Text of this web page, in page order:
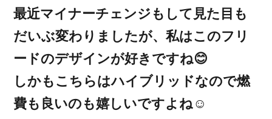
最近マイナーチェンジもして見た目も
だいぶ変わりましたが、私はこのフリ
ードのデザインが好きですね😊
しかもこちらはハイブリッドなので燃
費も良いのも嬉しいですよね☺️